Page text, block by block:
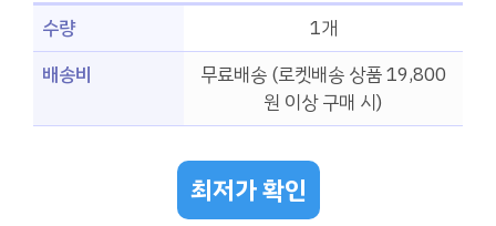
수량
1개
배송비
무료배송 (로켓배송 상품 19,800
원 이상 구매 시)
최저가 확인